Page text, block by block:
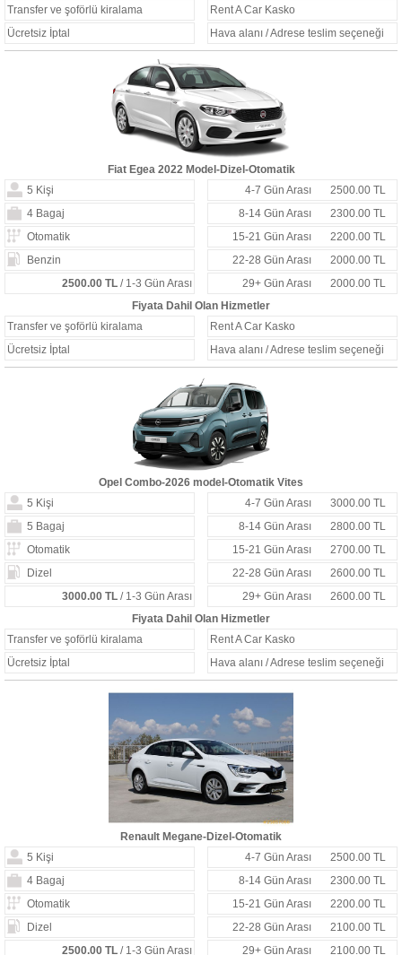
Transfer ve şoförlü kiralama
Rent A Car Kasko
Ücretsiz İptal
Hava alanı / Adrese teslim seçeneği
Fiat Egea 2022 Model-Dizel-Otomatik
5 Kişi
4-7 Gün Arası
2500.00 TL
4 Bagaj
8-14 Gün Arası
2300.00 TL
Otomatik
15-21 Gün Arası
2200.00 TL
Benzin
22-28 Gün Arası
2000.00 TL
2500.00 TL/ 1-3 Gün Arası 29+ Gün Arası
2000.00 TL
Fiyata Dahil Olan Hizmetler
Transfer ve şoförlü kiralama
Rent A Car Kasko
Ücretsiz İptal
Hava alanı / Adrese teslim seçeneği
Opel Combo-2026 model-Otomatik Vites
5 Kişi
4-7 Gün Arası
3000.00 TL
5 Bagaj
8-14 Gün Arası
2800.00 TL
Otomatik
15-21 Gün Arası
2700.00 TL
Dizel
22-28 Gün Arası
2600.00 TL
3000.00 TL/ 1-3 Gün Arası 29+ Gün Arası
2600.00 TL
Fiyata Dahil Olan Hizmetler
Transfer ve şoförlü kiralama
Rent A Car Kasko
Ücretsiz İptal
Hava alanı / Adrese teslim seçeneği
Renault Megane-Dizel-Otomatik
5 Kişi
4-7 Gün Arası
2500.00 TL
4 Bagaj
8-14 Gün Arası
2300.00 TL
Otomatik
15-21 Gün Arası
2200.00 TL
Dizel
22-28 Gün Arası
2100.00 TL
2500.00 TL/ 1-3 Gün Arası 29+ Gün Arası 2100.00 TL